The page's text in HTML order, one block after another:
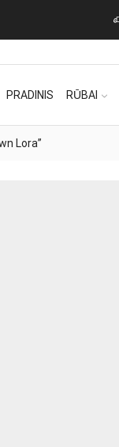
PRADINIS RŪBAI
Lora”